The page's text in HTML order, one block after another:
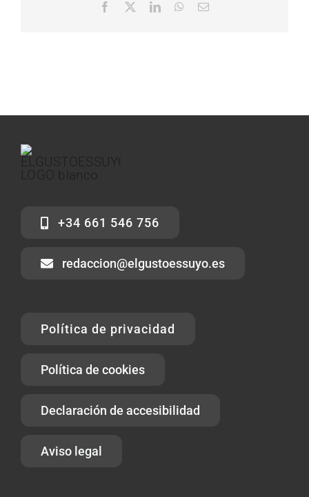
Facebook LinkedInWhatsApp
Correo
+34 661 546 756
redaccion@elgustoessuyo.es
Política de privacidad
Política de cookies
Declaración de accesibilidad
Aviso legal